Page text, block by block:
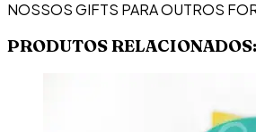
NOSSOS GIFTS PARA OUTROS
PRODUTOS RELACIONADOS: